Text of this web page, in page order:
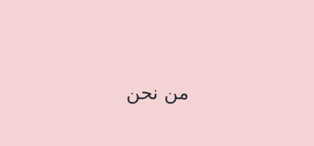
من نحن